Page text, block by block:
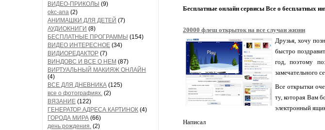
ВИДЕО-ПРИКОЛЫ (9)
okc-ana (2)
АНИМАШКИ ДЛЯ ДЕТЕЙ (7)
АУДИОКНИГИ (8)
БЕСПЛАТНЫЕ ПРОГРАММЫ (154)
ВИДЕО ИНТЕРЕСНОЕ (34)
ВИДИОРЕДАКТОР (7)
ВИНДОВС И ВСЕ О НЕМ (87)
ВИРТУАЛЬНЫЙ МАКИЯЖ ОНЛАЙН
(4)
ВСЕ ДЛЯ ДНЕВНИКА (125)
все о фотографиях. (2)
ВЯЗАНИЕ (122)
ГЕНЕРАТОР АДРЕСА КАРТИНОК (4)
ГОРОДА МИРА (66)
день рождения. (2)
Бесплатные онлайн сервисы Все о бесплатных
20000 флеш открыток на все случаи жизни
Друзья, хочу
быстро
год, поэтому
замечательного
Все открытки
ту, которая Вам
электронный
Написал